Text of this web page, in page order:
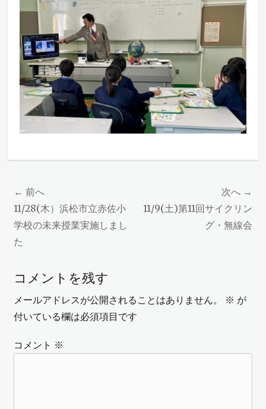
投
稿
ナ
ビ
ゲ
ー
シ
ン
← 前へ
前
の
投
11/28(木）浜松市立赤佐小
学校の未来授業実施しまし
た
次へ →
11/9(土)第11回サイクリン
グ・無線会
コメントを残す
メールアドレスが公開されることはありません。 ※ が
付いている欄は必須項目です
コメント ※